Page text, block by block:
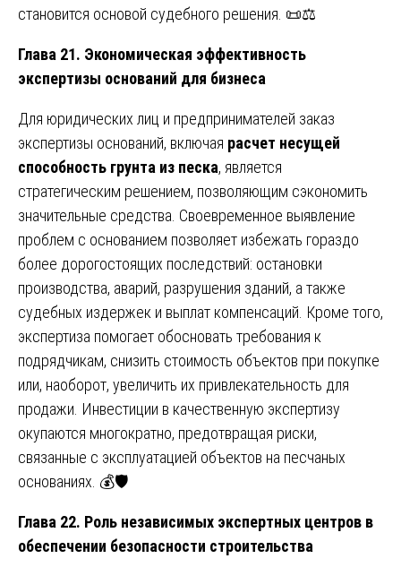
становится основой судебного решения. 📜⚖️
Глава 21. Экономическая эффективность
экспертизы оснований для бизнеса
Для юридических лиц и предпринимателей заказ
экспертизы оснований, включая расчет несущей
способность грунта из песка, является
стратегическим решением, позволяющим сэкономить
значительные средства. Своевременное выявление
проблем с основанием позволяет избежать гораздо
более дорогостоящих последствий: остановки
производства, аварий, разрушения зданий, а также
судебных издержек и выплат компенсаций. Кроме того,
экспертиза помогает обосновать требования к
подрядчикам, снизить стоимость объектов при покупке
или, наоборот, увеличить их привлекательность для
продажи. Инвестиции в качественную экспертизу
окупаются многократно, предотвращая риски,
связанные с эксплуатацией объектов на песчаных
основаниях. 💰🛡️
Глава 22. Роль независимых экспертных центров в
обеспечении безопасности строительства